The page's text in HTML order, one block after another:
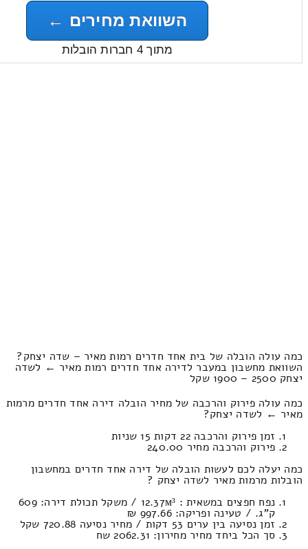
השוואת מחירים ←
מתוך 4 חברות הובלות
כמה עולה הובלה של בית אחד חדרים רמות מאיר – שדה יצחק?
השוואת מחשבון במעבר לדירה אחד חדרים רמות מאיר ← לשדה
יצחק 2500 – 1900 שקל
כמה עולה פירוק והרכבה של מחיר הובלה דירה אחד חדרים מרמות
מאיר ← לשדה יצחק?
זמן פירוק והרכבה 22 דקות 15 שניות
פירוק והרכבה מחיר 240.00
כמה יעלה לכם לעשות הובלה של דירה אחד חדרים במחשבון
הובלות מרמות מאיר לשדה יצחק ?
נפח חפצים במשאית : 12.37м³ / משקל תכולת דירה: 609
ק”ג. / טעינה ופריקה: 997.66 ₪
זמן נסיעה בין ערים 53 דקות / מחיר נסיעה 720.88 שקל
סך הכל ביחד מחיר מחירון: 2062.31 שח